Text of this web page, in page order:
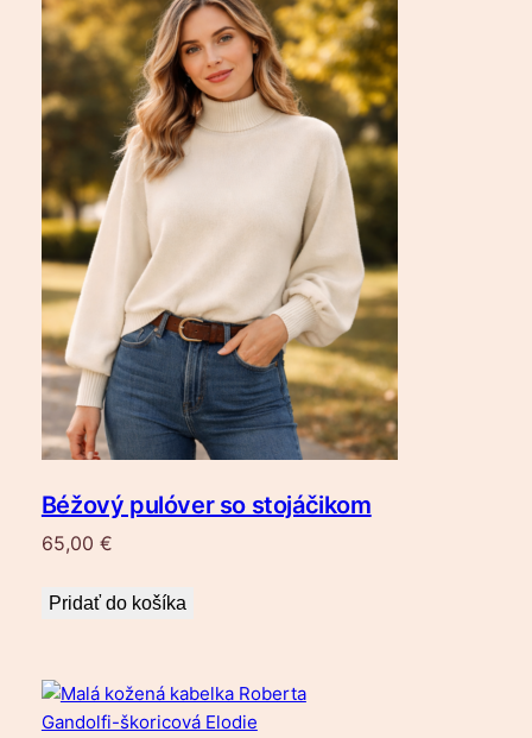
Béžový pulóver so stojáčikom
65,00 €
Pridať do košíka